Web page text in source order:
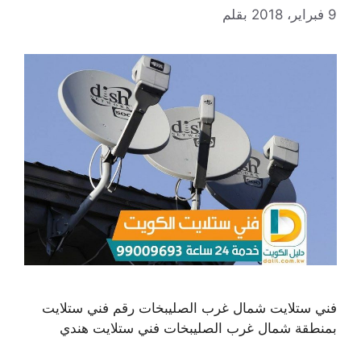
9 فبراير، 2018 بقلم
فني ستلايت شمال غرب الصليبخات رقم فني ستلايت
بمنطقة شمال غرب الصليبخات فني ستلايت هندي